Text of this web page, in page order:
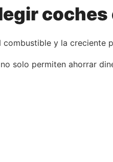
y la creciente
solo permiten ahorrar